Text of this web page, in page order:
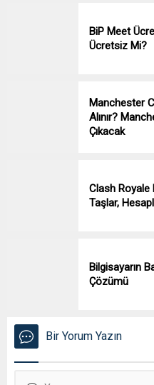
BiP Meet
Ücretsiz Mi?
Manchester
Alınır?
Çıkacak
Clash Royale
Taşlar,
Bilgisayarın
Çözümü
Bir Yorum Yazın